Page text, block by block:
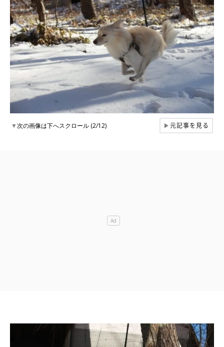
▼次の画像は下へスクロール (2/12) ▶元記事を見る